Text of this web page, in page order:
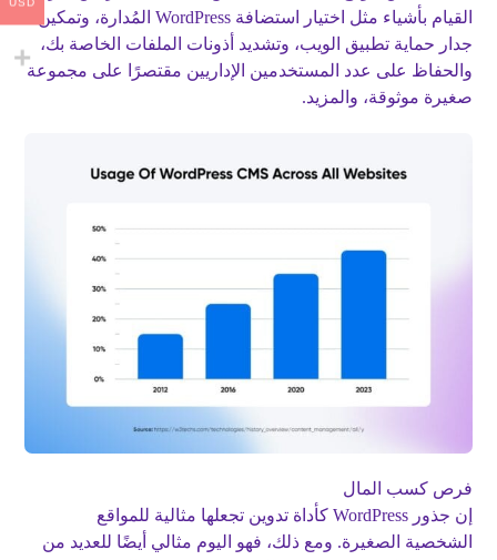
القيام بأشياء مثل اختيار استضافة WordPress المُدارة، وتمكين
جدار حماية تطبيق الويب، وتشديد أذونات الملفات الخاصة بك،
والحفاظ على عدد المستخدمين الإداريين مقتصرًا على مجموعة
صغيرة موثوقة، والمزيد.
فرص كسب المال
إن جذور WordPress كأداة تدوين تجعلها مثالية للمواقع
الشخصية الصغيرة. ومع ذلك، فهو اليوم مثالي أيضًا للعديد من